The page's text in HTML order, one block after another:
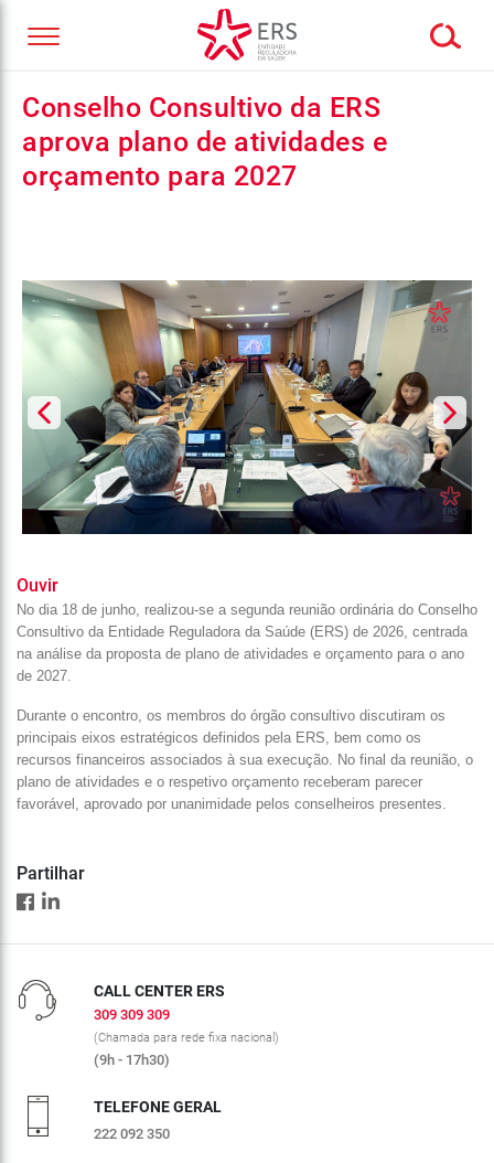
Conselho Consultivo da ERS
aprova plano de atividades e
orçamento para 2027
Ouvir
No dia 18 de junho, realizou-se a segunda reunião ordinária do Conselho
Consultivo da Entidade Reguladora da Saúde (ERS) de 2026, centrada
na análise da proposta de plano de atividades e orçamento para o ano
de 2027.
Durante o encontro, os membros do órgão consultivo discutiram os
principais eixos estratégicos definidos pela ERS, bem como os
recursos financeiros associados à sua execução. No final da reunião, o
plano de atividades e o respetivo orçamento receberam parecer
favorável, aprovado por unanimidade pelos conselheiros presentes.
Partilhar
CALL CENTER ERS
309 309 309
(Chamada para rede fixa nacional)
(9h - 17h30)
TELEFONE GERAL
222 092 350